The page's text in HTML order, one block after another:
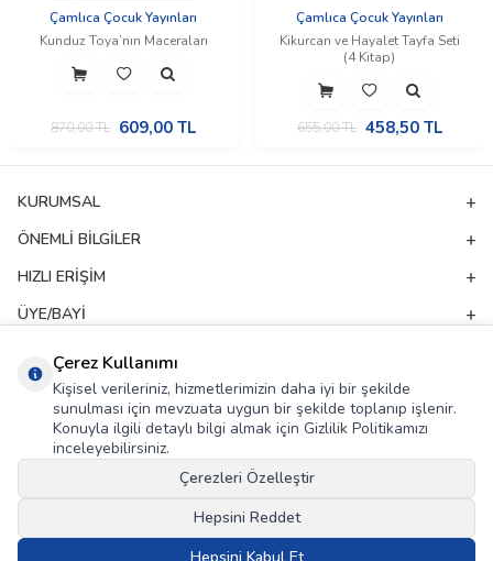
Çamlıca Çocuk Yayınları
Kunduz Toya’nın Maceraları
870,00TL 609,00 TL
Çamlıca Çocuk Yayınları
Kikurcan ve Hayalet Tayfa Seti
(4 Kitap)
655,00TL 458,50TL
KURUMSAL
ÖNEMLI BILGILER
HIZLI ERIŞIM
ÜYE/BAYI
ADRES & İLETIŞIM
E-Bülten Aboneliği
Kampanya ve yeniliklerden haberdar olmak için e-bültenimize abone olun!
KVKK Sözleşmesi'ni, Okudum, Kabul Ediyorum.
Çerez Kullanımı
Kişisel verileriniz, hizmetlerimizin daha iyi bir şekilde
sunulması için mevzuata uygun bir şekilde toplanıp işlenir.
Konuyla ilgili detaylı bilgi almak için Gizlilik Politikamızı
inceleyebilirsiniz.
Çerezleri Özelleştir
Hepsini Reddet